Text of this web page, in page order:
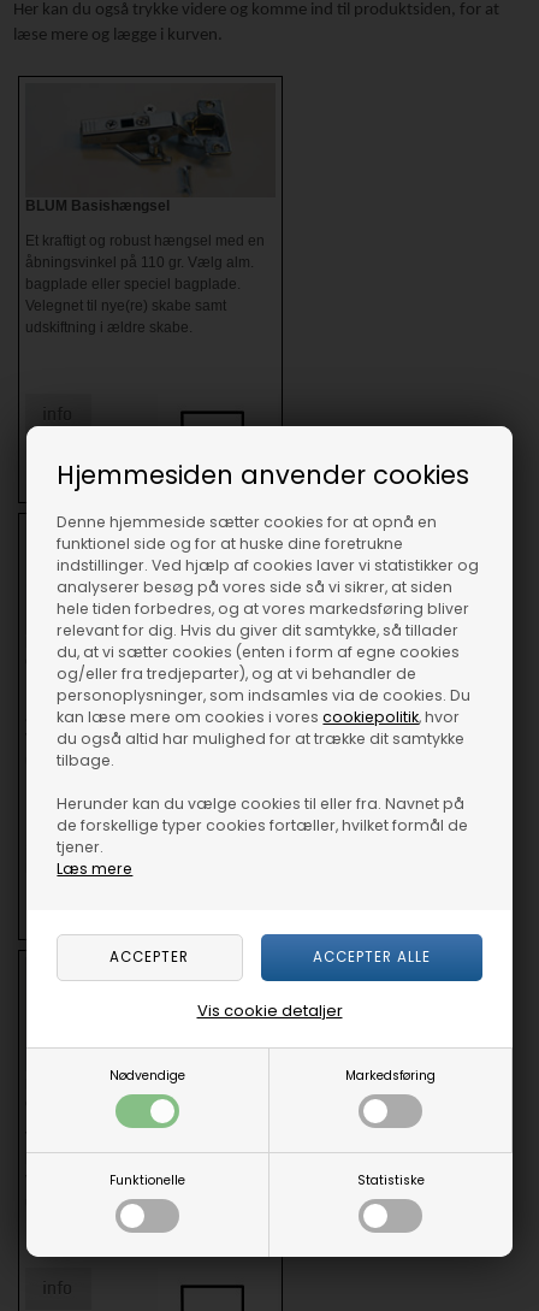
Hjemmesiden anvender cookies
Denne hjemmeside sætter cookies for at opnå en
funktionel side og for at huske dine foretrukne
indstillinger. Ved hjælp af cookies laver vi statistikker og
analyserer besøg på vores side så vi sikrer, at siden
hele tiden forbedres, og at vores markedsføring bliver
relevant for dig. Hvis du giver dit samtykke, så tillader
du, at vi sætter cookies (enten i form af egne cookies
og/eller fra tredjeparter), og at vi behandler de
personoplysninger, som indsamles via de cookies. Du
kan læse mere om cookies i vorescookiepolitik, hvor
du også altid har mulighed for at trække dit samtykke
tilbage.
Herunder kan du vælge cookies til eller fra. Navnet på
de forskellige typer cookies fortæller, hvilket formål de
tjener.
Læs mere
Nødvendige Markedsføring
Funktionelle Statistiske
Vis cookie detaljer
Her kan du også trykke videre og komme ind til produktsiden, for at
læse mere og lægge i kurven.
BLUM Basishængsel
Et kraftigt og robust hængsel med en
åbningsvinkel på 110 gr. Vælg alm.
bagplade eller speciel bagplade.
Velegnet til nye(re) skabe samt
udskiftning i ældre skabe.
BLUM basishængsel med
dæmpning
Basishængselmed dæmpning.Vælg
alm. bagplade eller speciel bagplade.
Velegnet til nye(re) skabe samt
udskiftning i ældre skabe.
BLUM hængsel med integreret
bagplade.
Velegnet til nye(re) skabe samt
udskiftning i ældre skabe.